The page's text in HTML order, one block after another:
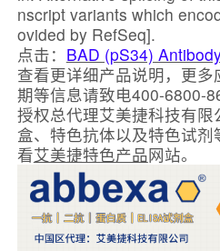
nscript variants which
ovided by RefSeq].
点击： BAD (pS34)
查看更详细产品说明，更
期等信息请致电400-6800-
授权总代理艾美捷科技有限
盒、特色抗体以及特色试
看艾美捷特色产品网站。